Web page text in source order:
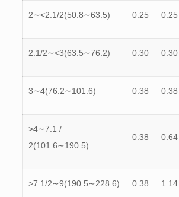
2∼<2.1/2(50.8∼63.5) 0.25 0.25
2.1/2∼<3(63.5∼76.2) 0.30 0.30
3∼4(76.2∼101.6) 0.38 0.38
>4∼7.1 /
2(101.6∼190.5)
0.38 0.64
>7.1/2∼9(190.5∼228.6) 0.38 1.14